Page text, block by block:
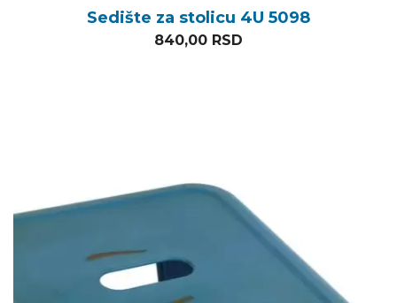
Sedište za stolicu 4U 5098
840,00 RSD